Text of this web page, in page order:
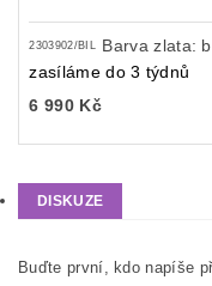
2303902/BIL
Barva zlata:
zasíláme do 3 týdnů
6 990 Kč
DISKUZE
Buďte první, kdo napíše